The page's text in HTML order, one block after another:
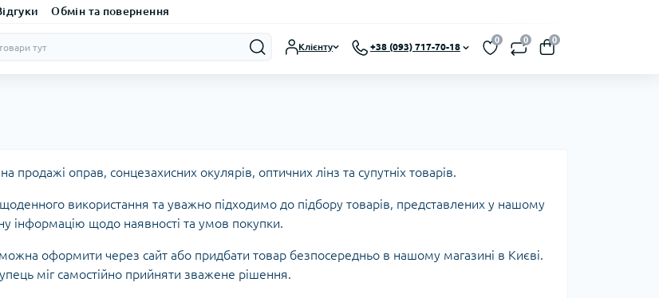
Обмін та повернення
Клієнту +38 (093) 717-70-18
0 0 0
оправ, сонцезахисних окулярів, оптичних лінз та супутніх товарів.
використання та уважно підходимо до підбору товарів, представлених у нашому
інформацію щодо наявності та умов покупки.
оформити через сайт або придбати товар безпосередньо в нашому магазині в Києві.
міг самостійно прийняти зважене рішення.